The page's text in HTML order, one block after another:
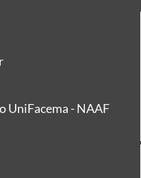
UniFacema - NAAF